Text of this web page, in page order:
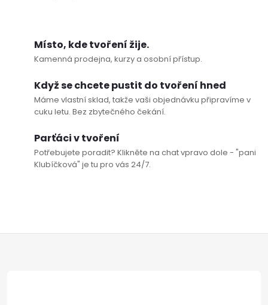
Místo, kde tvoření žije.
Kamenná prodejna, kurzy a osobní přístup.
Když se chcete pustit do tvoření hned
Máme vlastní sklad, takže vaši objednávku připravíme v
cuku letu. Bez zbytečného čekání.
Parťáci v tvoření
Potřebujete poradit? Klikněte na chat vpravo dole - "pani
Klubíčková" je tu pro vás 24/7.